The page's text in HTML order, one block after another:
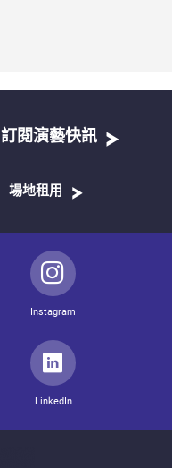
訂閱演藝快訊
場地租用
Instagram
LinkedIn